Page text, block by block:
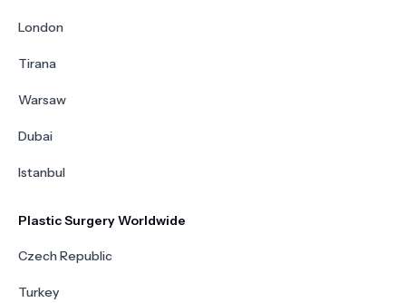
London
Tirana
Warsaw
Dubai
Istanbul
Plastic Surgery Worldwide
Czech Republic
Turkey